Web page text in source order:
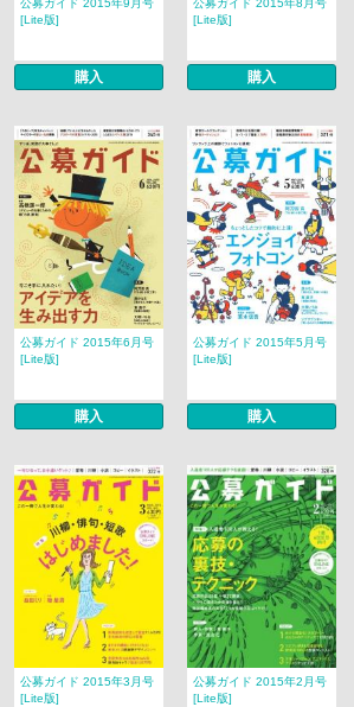
公募ガイド 2015年9月号
[Lite版]
購入
公募ガイド 2015年8月号
[Lite版]
購入
公募ガイド 2015年6月号
[Lite版]
購入
公募ガイド 2015年5月号
[Lite版]
購入
公募ガイド 2015年3月号
[Lite版]
公募ガイド 2015年2月号
[Lite版]